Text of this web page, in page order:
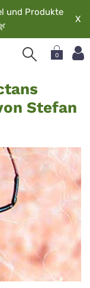
und Produkte
X
0
Stefan